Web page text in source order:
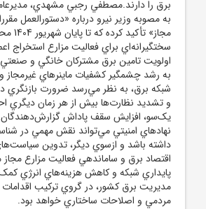
برق را دارند.مصطفي رجبي مشهدي، مديرعامل
به مصوبه وزير نيرو درباره «دستورالعمل
مجاز»
سختگيرانه‌اي براي فعاليت مزارع استخراج
اولويت تامين برق مشترکان خانگي و
به رشد چشمگير کشفيات ماينرهاي غيرمجاز و
شبکه برق، به نظر مي‌رسد ضرورت بازنگري در
و تشديد نظارت‌ها بيش از هر زمان ديگري
يک‌سو، افزايش سقف پاداش
نهادهاي امنيتي مي‌تواند نقش مهمي در
داشته باشد و ازسوي ديگر، تدوين
اقتصاد برق و ساماندهي فعاليت مزارع
پايداري شبکه و کاهش هزينه‌هاي انرژي کمک
مديريت برق کشور، در گروي ترکيب
مردمي و اصلاحات ساختاري خواهد بود.